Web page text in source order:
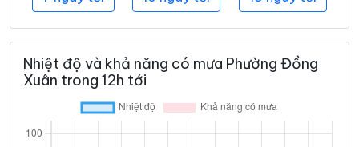
Nhiệt độ và khả năng có mưa Phường Đồng
Xuân trong 12h tới